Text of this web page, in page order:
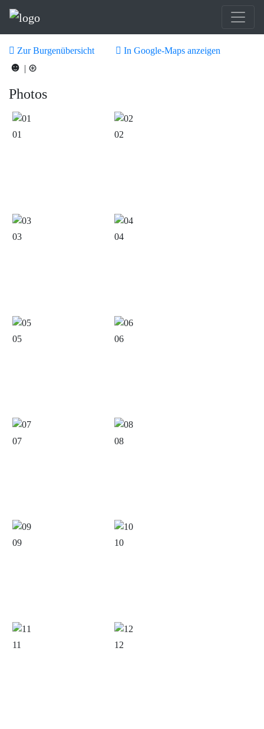
Zur Burgenübersicht In Google-Maps anzeigen
☻ | ⊛
Photos
01 02
03 04
05 06
07 08
09 10
11 12